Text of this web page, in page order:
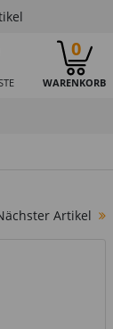
WARENKORB
0
Artikel